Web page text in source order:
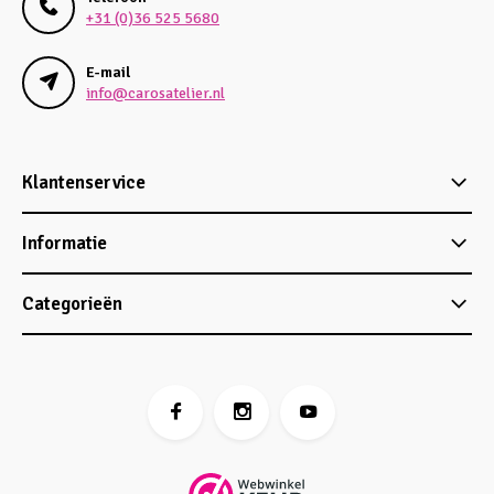
+31 (0)36 525 5680
E-mail
info@carosatelier.nl
Klantenservice
Informatie
Categorieën